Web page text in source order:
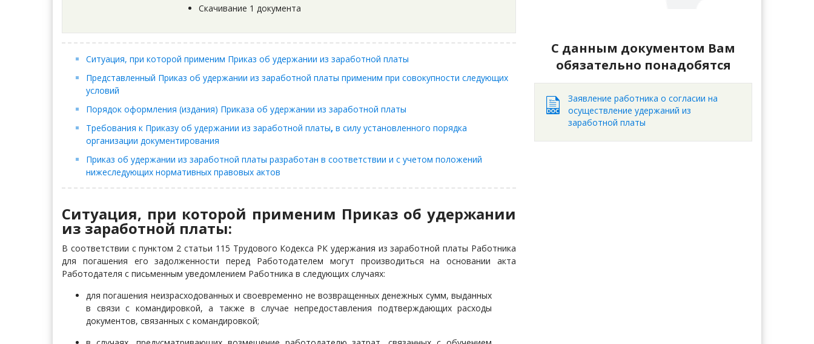
Скачивание 1 документа
Ситуация, при которой применим Приказ об удержании из заработной платы
Представленный Приказ об удержании из заработной платы применим при совокупности следующих
условий
Порядок оформления (издания) Приказа об удержании из заработной платы
Требования к Приказу об удержании из заработной платы, в силу установленного порядка
организации документирования
Приказ об удержании из заработной платы разработан в соответствии и с учетом положений
нижеследующих нормативных правовых актов
Ситуация, при которой применим Приказ об удержании
из заработной платы:
В соответствии с пунктом 2 статьи 115 Трудового Кодекса РК удержания из заработной платы Работника
для погашения его задолженности перед Работодателем могут производиться на основании акта
Работодателя с письменным уведомлением Работника в следующих случаях:
для погашения неизрасходованных и своевременно не возвращенных денежных сумм, выданных
в связи с командировкой, а также в случае непредоставления подтверждающих расходы
документов, связанных с командировкой;
С данным документом Вам
обязательно понадобятся
Заявление работника о согласии на
осуществление удержаний из
заработной платы